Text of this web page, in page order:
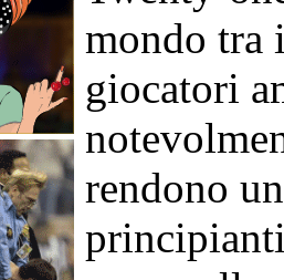
mondo tra
giocatori
rendono